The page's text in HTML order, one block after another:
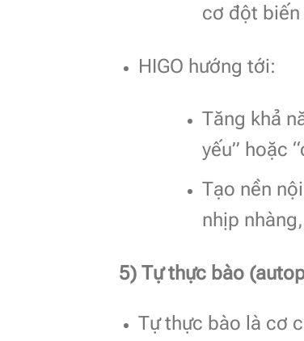
cơ đột biến
HIGO hướng tới:
Tăng khả
yếu” hoặc
Tạo nền
nhịp
5) Tự thực bào
Tự thực bào là cơ